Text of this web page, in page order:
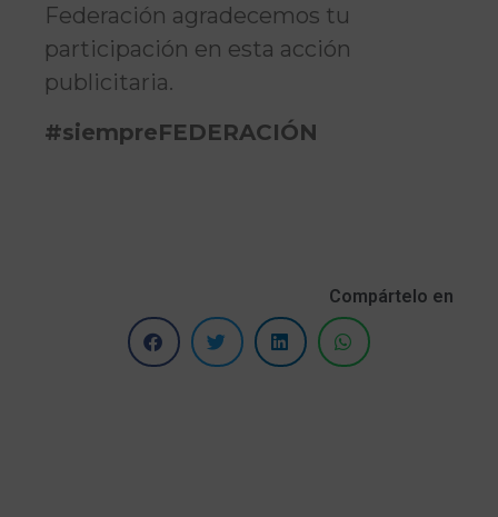
Federación agradecemos tu
participación en esta acción
publicitaria.
#siempreFEDERACIÓN
Compártelo en